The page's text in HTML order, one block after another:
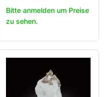
Bitte anmelden um Preise
zu sehen.